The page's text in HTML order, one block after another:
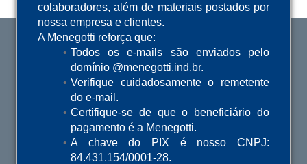
colaboradores, além de materiais postados por
nossa empresa e clientes.
A Menegotti reforça que:
Todos os e-mails são enviados pelo
domínio @menegotti.ind.br.
Verifique cuidadosamente o remetente
do e-mail.
Certifique-se de que o beneficiário do
pagamento é a Menegotti.
A chave do PIX é nosso CNPJ:
84.431.154/0001-28.
SOBRE NOSOTROS
Marcas
Unidades
Estrutura Comercial
Estructura Operativa